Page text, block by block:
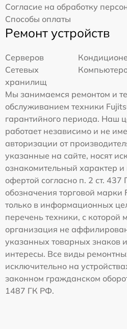
Согласие на обработку
Способы оплаты
Ремонт устройств
Серверов
Сетевых
хранилищ
Мы занимаемся ремонтом и
обслуживанием техники
гарантийного периода. Наш
работает независимо и не
авторизации от
указанные на сайте, носят
ознакомительный характер
офертой согласно п. 2 ст.
обозначения торговой
только в информационных
перечень техники, с
организация не
указанных товарных знаков
интересы. Все виды
исключительно на
законном гражданском
1487 ГК РФ.